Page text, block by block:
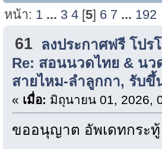
หน้า: 1 ... 3 4 [5] 6 7 ... 192
61 ลงประกาศฟรี โป
Re: สอนนวดไทย & น
สายไหม-ลำลูกกา, รับขึ้
« เมื่อ: มิถุนายน 01, 2026,
ขออนุญาต อัพเดทกระทู้